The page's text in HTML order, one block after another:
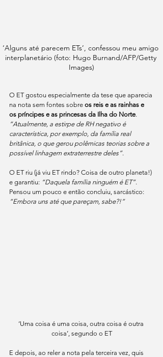
‘Alguns até parecem ETs’, confessou meu amigo
interplanetário (foto: Hugo Burnand/AFP/Getty
Images)
O ET gostou especialmente da tese que aparecia
na nota sem fontes sobre os reis e as rainhas e
os príncipes e as princesas da Ilha do Norte.
“Atualmente, a estirpe de RH negativo é
característica, por exemplo, da família real
britânica, o que gerou polêmicas teorias sobre a
possível linhagem extraterrestre deles”.
O ET riu (já viu ET rindo? Coisa de outro planeta!)
e garantiu: “Daquela família ninguém é ET”.
Pensou um pouco e então concluiu, sarcástico:
“Embora uns até que pareçam, sabe?!”
‘Uma coisa é uma coisa, outra coisa é outra
coisa’, segundo o ET
E depois, ao reler a nota pela terceira vez, quis